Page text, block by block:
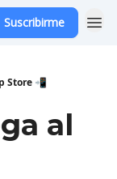
Suscribirme
Store 📲
al